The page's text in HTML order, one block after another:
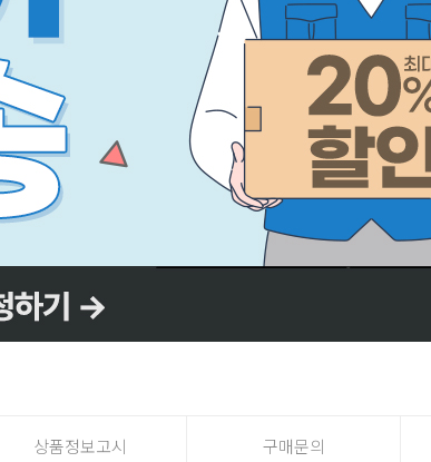
상품정보고시 구매문의